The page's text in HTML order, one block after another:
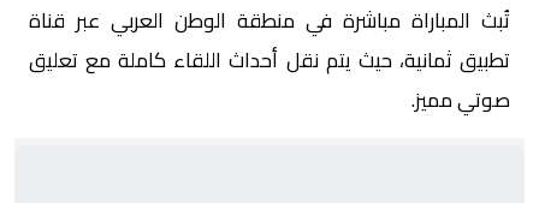
تُبث المباراة مباشرة في منطقة الوطن العربي عبر قناة
تطبيق ثمانية، حيث يتم نقل أحداث اللقاء كاملة مع تعليق
صوتي مميز.